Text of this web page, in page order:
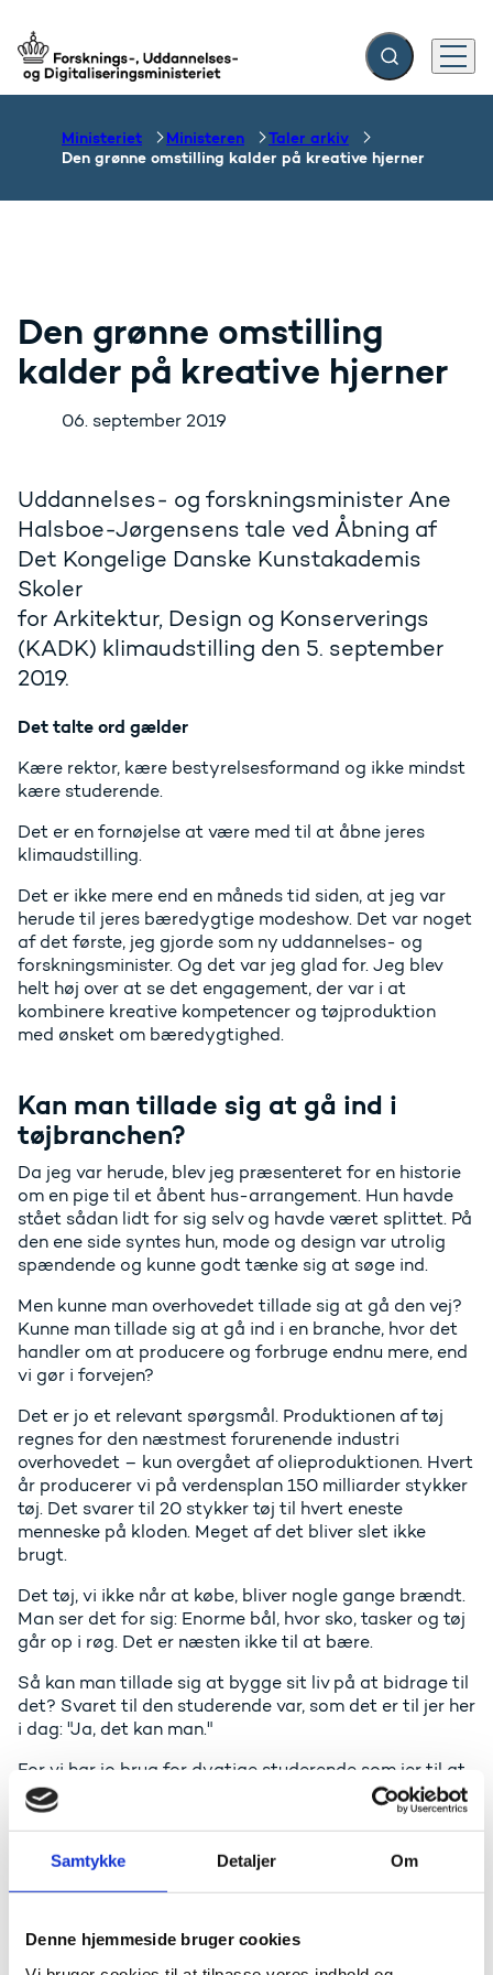
Samtykke Detaljer Om
Denne hjemmeside bruger cookies
Gå til forsiden Fold søgefelt ud
Menu
Ministeriet Ministeren
Taler arkiv
Den grønne omstilling kalder på kreative hjerner
Den grønne omstilling
kalder på kreative hjerner
06. september 2019
Uddannelses- og forskningsminister Ane
Halsboe-Jørgensens tale ved Åbning af
Det Kongelige Danske Kunstakademis
Skoler
for Arkitektur, Design og Konserverings
(KADK) klimaudstilling den 5. september
2019.
Det talte ord gælder
Kære rektor, kære bestyrelsesformand og ikke mindst
kære studerende.
Det er en fornøjelse at være med til at åbne jeres
klimaudstilling.
Det er ikke mere end en måneds tid siden, at jeg var
herude til jeres bæredygtige modeshow. Det var noget
af det første, jeg gjorde som ny uddannelses- og
forskningsminister. Og det var jeg glad for. Jeg blev
helt høj over at se det engagement, der var i at
kombinere kreative kompetencer og tøjproduktion
med ønsket om bæredygtighed.
Kan man tillade sig at gå ind i
tøjbranchen?
Da jeg var herude, blev jeg præsenteret for en historie
om en pige til et åbent hus-arrangement. Hun havde
stået sådan lidt for sig selv og havde været splittet. På
den ene side syntes hun, mode og design var utrolig
spændende og kunne godt tænke sig at søge ind.
Men kunne man overhovedet tillade sig at gå den vej?
Kunne man tillade sig at gå ind i en branche, hvor det
handler om at producere og forbruge endnu mere, end
vi gør i forvejen?
Det er jo et relevant spørgsmål. Produktionen af tøj
regnes for den næstmest forurenende industri
overhovedet – kun overgået af olieproduktionen. Hvert
år producerer vi på verdensplan 150 milliarder stykker
tøj. Det svarer til 20 stykker tøj til hvert eneste
menneske på kloden. Meget af det bliver slet ikke
brugt.
Det tøj, vi ikke når at købe, bliver nogle gange brændt.
Man ser det for sig: Enorme bål, hvor sko, tasker og tøj
går op i røg. Det er næsten ikke til at bære.
Så kan man tillade sig at bygge sit liv på at bidrage til
det? Svaret til den studerende var, som det er til jer her
i dag: "Ja, det kan man."
For vi har jo brug for dygtige studerende som jer til at
lave det om! Vi har brug for, at I viser verden, at
modebranchen, arkitekturen og kunsten kan bidrage til
klode.
Projekter med potentiale
Vi taler meget om, at det er ingeniører og nye